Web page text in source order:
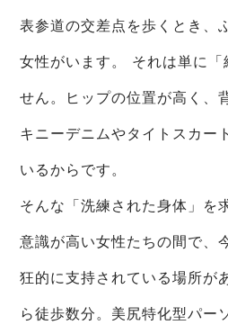
表参道の交差点を歩くとき、
女性がいます。 それは単に「
せん。ヒップの位置が高く、
キニーデニムやタイトスカー
いるからです。
そんな「洗練された身体」を
意識が高い女性たちの間で、
狂的に支持されている場所が
ら徒歩数分。美尻特化型パー